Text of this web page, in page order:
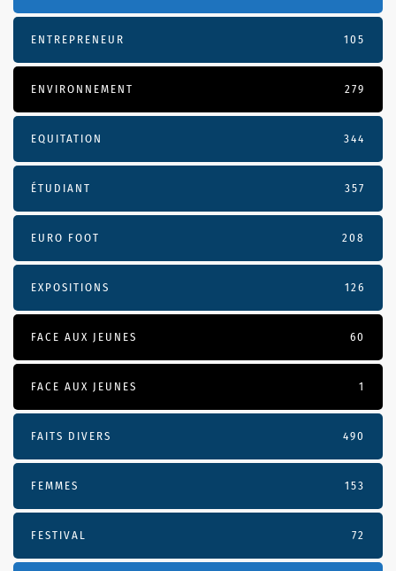
ENTREPRENEUR 105
ENVIRONNEMENT 279
EQUITATION 344
ÉTUDIANT 357
EURO FOOT 208
EXPOSITIONS 126
FACE AUX JEUNES 60
FACE AUX JEUNES 1
FAITS DIVERS 490
FEMMES 153
FESTIVAL 72